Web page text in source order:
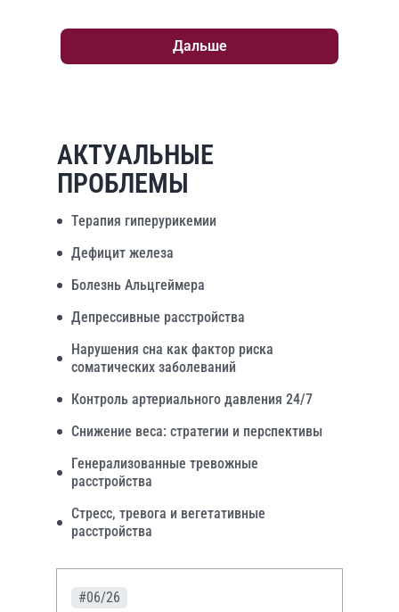
Дальше
АКТУАЛЬНЫЕ
ПРОБЛЕМЫ
Терапия гиперурикемии
Дефицит железа
Болезнь Альцгеймера
Депрессивные расстройства
Нарушения сна как фактор риска
соматических заболеваний
Контроль артериального давления 24/7
Снижение веса: стратегии и перспективы
Генерализованные тревожные
расстройства
Стресс, тревога и вегетативные
расстройства
#06/26